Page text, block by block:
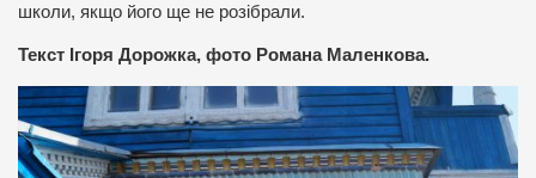
школи, якщо його ще не розібрали.
Текст Ігоря Дорожка, фото Романа Маленкова.